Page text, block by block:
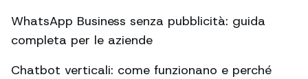
WhatsApp Business senza pubblicità: guida
completa per le aziende
Chatbot verticali: come funzionano e perché